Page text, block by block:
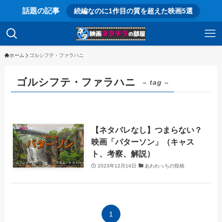
話題の記事 続編なのに1作目の質を超えた映画5選
ホーム ゴルシフテ・ファラハニ
ゴルシフテ・ファラハニ – tag –
【ネタバレなし】つまらない？
映画「パターソン」（キャス
ト、考察、解説）
2023年12月14日 あわわっちの投稿
1